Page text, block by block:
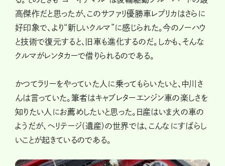
高傑作だと思ったが、このサファリ優勝車レプリカはさらに
好印象で、より“新しいクルマ”に感じられた。今のノーハウ
と技術で復元すると、旧車も進化するのだ。しかも、そんな
クルマがレンタカーで借りられるのである。
かつてラリーをやっていた人に乗ってもらいたいと、中川さ
んは言っていた。筆者はキャブレターエンジン車の楽しさを
知りたい人にお薦めしたいと思った。日産はいま火の車の
ようだが、ヘリテージ(遺産)の世界では、こんなにすばらし
いことが起きているのである。